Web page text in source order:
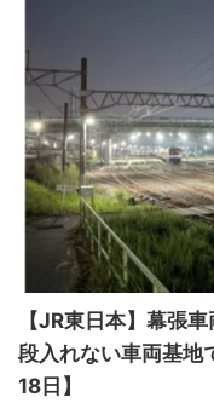
【JR東日本】幕張
段入れない車両基
18日】